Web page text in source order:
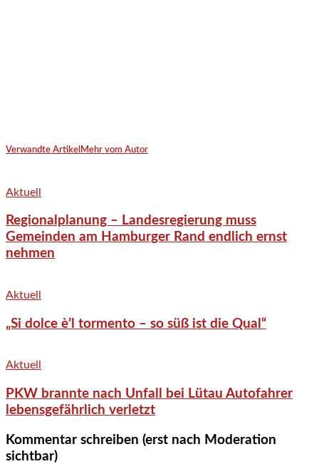
Verwandte Artikel Mehr vom Autor
Aktuell
Regionalplanung – Landesregierung muss
Gemeinden am Hamburger Rand endlich ernst
nehmen
Aktuell
„Si dolce è’l tormento – so süß ist die Qual“
Aktuell
PKW brannte nach Unfall bei Lütau Autofahrer
lebensgefährlich verletzt
Kommentar schreiben (erst nach Moderation
sichtbar)